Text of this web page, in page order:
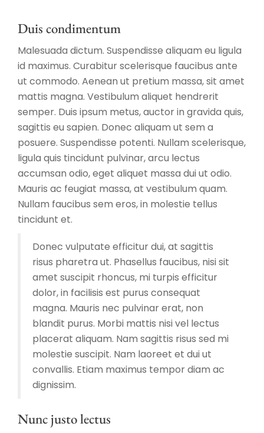
Duis condimentum
Malesuada dictum. Suspendisse aliquam eu ligula
id maximus. Curabitur scelerisque faucibus ante
ut commodo. Aenean ut pretium massa, sit amet
mattis magna. Vestibulum aliquet hendrerit
semper. Duis ipsum metus, auctor in gravida quis,
sagittis eu sapien. Donec aliquam ut sem a
posuere. Suspendisse potenti. Nullam scelerisque,
ligula quis tincidunt pulvinar, arcu lectus
accumsan odio, eget aliquet massa dui ut odio.
Mauris ac feugiat massa, at vestibulum quam.
Nullam faucibus sem eros, in molestie tellus
tincidunt et.
Donec vulputate efficitur dui, at sagittis
risus pharetra ut. Phasellus faucibus, nisi sit
amet suscipit rhoncus, mi turpis efficitur
dolor, in facilisis est purus consequat
magna. Mauris nec pulvinar erat, non
blandit purus. Morbi mattis nisi vel lectus
placerat aliquam. Nam sagittis risus sed mi
molestie suscipit. Nam laoreet et dui ut
convallis. Etiam maximus tempor diam ac
dignissim.
Nunc justo lectus